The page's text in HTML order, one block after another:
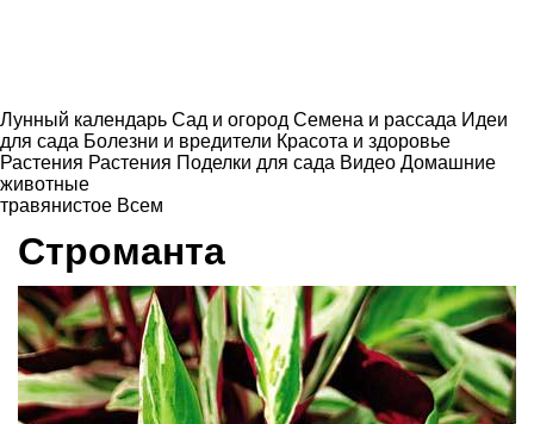
Лунный календарь Сад и огород Семена и рассада Идеи
для сада Болезни и вредители Красота и здоровье
Растения Растения Поделки для сада Видео Домашние
животные
травянистое Всем
Строманта